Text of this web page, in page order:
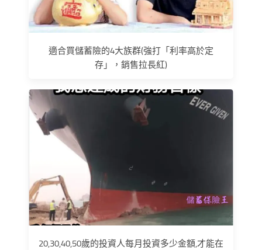
適合買儲蓄險的4大族群(強打「利率高於定
存」，銷售拉長紅)
20,30,40,50歲的投資人每月投資多少金額,才能在